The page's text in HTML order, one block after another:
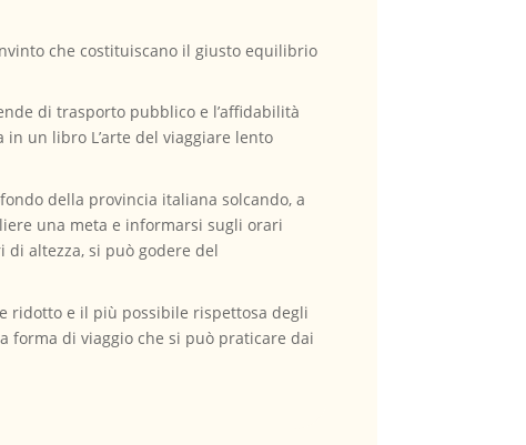
che costituiscano il giusto equilibrio
di trasporto pubblico e l’affidabilità
un libro L’arte del viaggiare lento
della provincia italiana solcando, a
una meta e informarsi sugli orari
altezza, si può godere del
ridotto e il più possibile rispettosa degli
forma di viaggio che si può praticare dai